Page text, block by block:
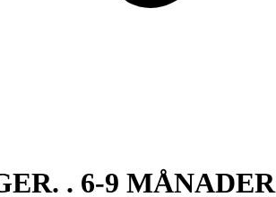
. 6-9 MÅNADER